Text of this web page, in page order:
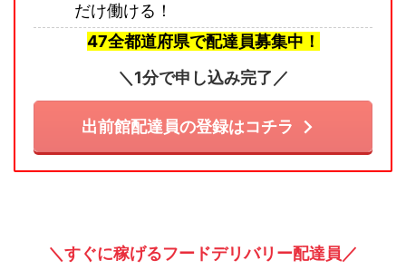
だけ働ける！
47全都道府県で配達員募集中！
＼1分で申し込み完了／
出前館配達員の登録はコチラ
＼すぐに稼げるフードデリバリー配達員／